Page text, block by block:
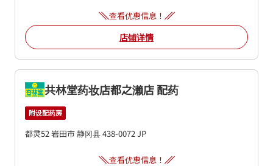
查看优惠信息！
店铺详情
共林堂药妆店都之濑店 配药
附设配药房
都灵52 岩田市静冈县438-0072 JP
查看优惠信息！